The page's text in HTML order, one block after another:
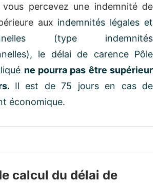
percevez une indemnité de
aux indemnités légales et
(type indemnités
le délai de carence Pôle
ne pourra pas être supérieur
Il est de 75 jours en cas de
économique.
calcul du délai de